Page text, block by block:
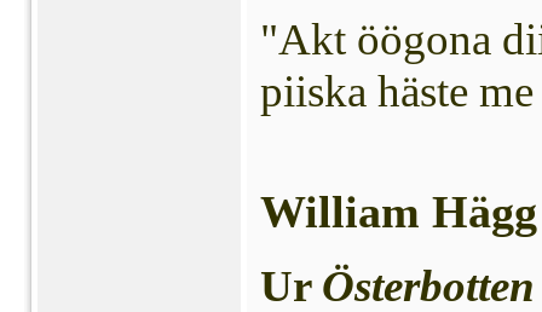
"Akt öögona
piiska häste
William Hägg
Ur